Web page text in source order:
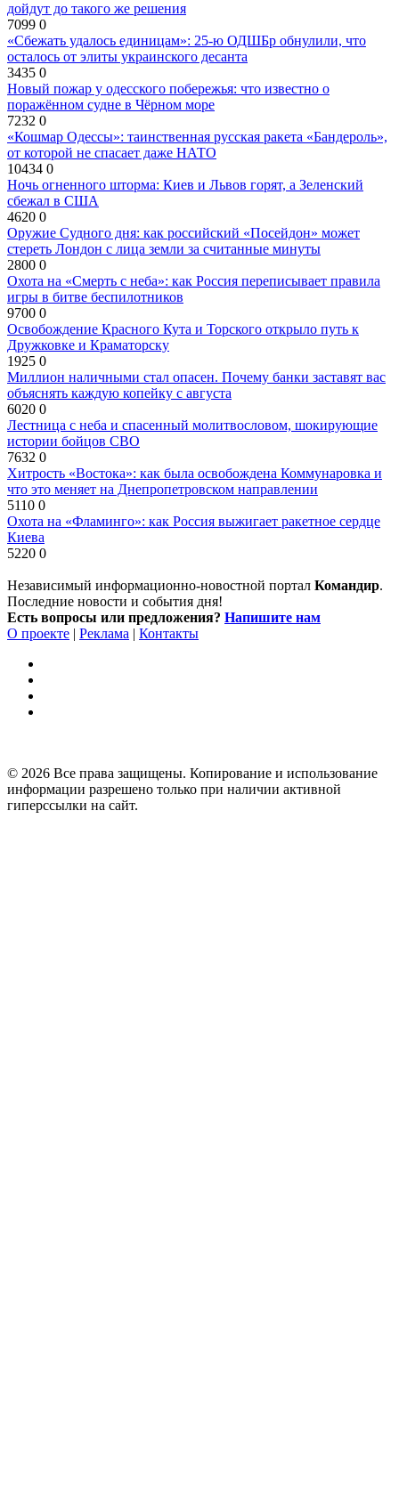
дойдут до такого же решения
7099 0
«Сбежать удалось единицам»: 25-ю ОДШБр обнулили, что
осталось от элиты украинского десанта
3435 0
Новый пожар у одесского побережья: что известно о
поражённом судне в Чёрном море
7232 0
«Кошмар Одессы»: таинственная русская ракета «Бандероль»,
от которой не спасает даже НАТО
10434 0
Ночь огненного шторма: Киев и Львов горят, а Зеленский
сбежал в США
4620 0
Оружие Судного дня: как российский «Посейдон» может
стереть Лондон с лица земли за считанные минуты
2800 0
Охота на «Смерть с неба»: как Россия переписывает правила
игры в битве беспилотников
9700 0
Освобождение Красного Кута и Торского открыло путь к
Дружковке и Краматорску
1925 0
Миллион наличными стал опасен. Почему банки заставят вас
объяснять каждую копейку с августа
6020 0
Лестница с неба и спасенный молитвословом, шокирующие
истории бойцов СВО
7632 0
Хитрость «Востока»: как была освобождена Коммунаровка и
что это меняет на Днепропетровском направлении
5110 0
Охота на «Фламинго»: как Россия выжигает ракетное сердце
Киева
5220 0
Независимый информационно-новостной портал Командир.
Последние новости и события дня!
Есть вопросы или предложения? Напишите нам
О проекте | Реклама | Контакты
© 2026 Все права защищены. Копирование и использование
информации разрешено только при наличии активной
гиперссылки на сайт.